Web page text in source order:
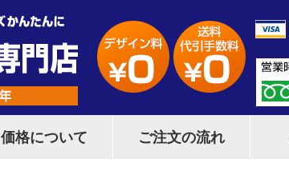
価格について ご注文の流れ